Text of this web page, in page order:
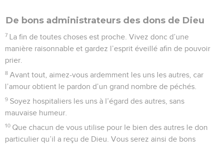
De bons administrateurs des dons de Dieu
7 La fin de toutes choses est proche. Vivez donc d’une
manière raisonnable et gardez l’esprit éveillé afin de pouvoir
prier.
8 Avant tout, aimez-vous ardemment les uns les autres, car
l’amour obtient le pardon d’un grand nombre de péchés.
9 Soyez hospitaliers les uns à l’égard des autres, sans
mauvaise humeur.
10 Que chacun de vous utilise pour le bien des autres le don
particulier qu’il a reçu de Dieu. Vous serez ainsi de bons